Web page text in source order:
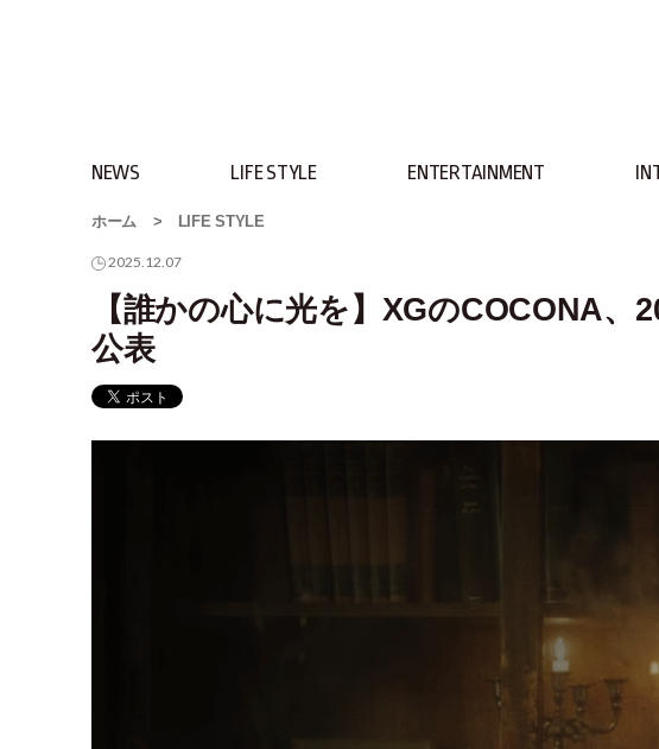
NEWS LIFE STYLE ENTERTAINMENT
ホーム > LIFE STYLE
2025.12.07
【誰かの心に光を】XGのCOCONA、
公表